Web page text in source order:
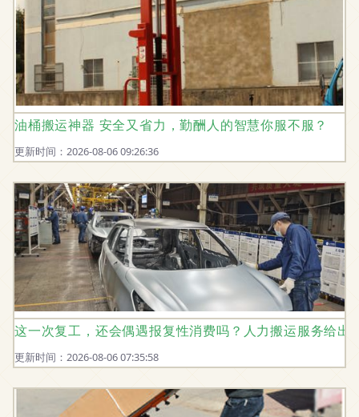
油桶搬运神器 安全又省力，勤酬人的智慧你服不服？
更新时间：2026-08-06 09:26:36
这一次复工，还会偶遇报复性消费吗？人力搬运服务给出
更新时间：2026-08-06 07:35:58